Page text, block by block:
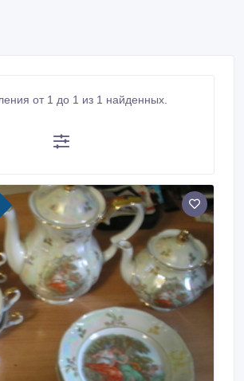
от 1 до 1 из 1 найденных.